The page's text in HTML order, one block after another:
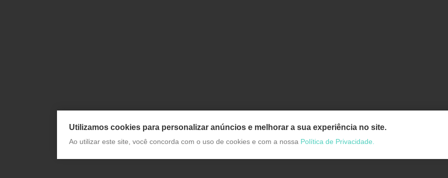
Utilizamos cookies para personalizar anúncios e melhorar a sua experiência no site.
Ao utilizar este site, você concorda com o uso de cookies e com a nossa Política de Privacidade.